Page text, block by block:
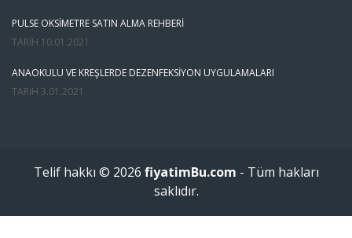
PULSE OKSIMETRE SATIN ALMA REHBERI
TARIH 10.01.2021
ANAOKULU VE KREŞLERDE DEZENFEKSIYON UYGULAMALARI
TARIH 3.01.2021
Telif hakkı © 2026 fiyatimBu.com - Tüm hakları
saklıdır.